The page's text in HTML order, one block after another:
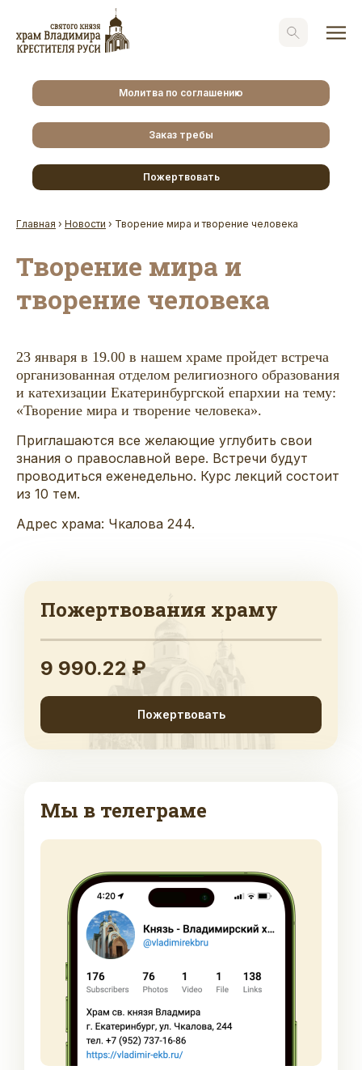
Молитва по соглашению
Заказ требы
Пожертвовать
Главная › Новости › Творение мира и творение человека
Творение мира и
творение человека
23 января в 19.00 в нашем храме пройдет встреча
организованная отделом религиозного образования
и катехизации Екатеринбургской епархии на тему:
«Творение мира и творение человека».
Приглашаются все желающие углубить свои
знания о православной вере. Встречи будут
проводиться еженедельно. Курс лекций состоит
из 10 тем.
Адрес храма: Чкалова 244.
Пожертвования храму
9 990.22 ₽
Пожертвовать
Мы в телеграме